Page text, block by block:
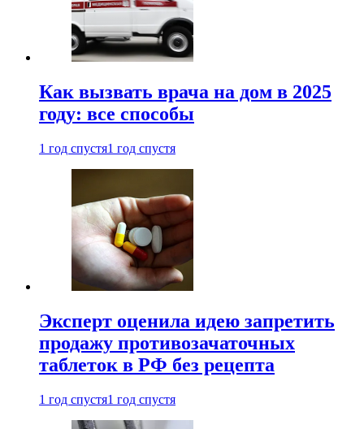
Как вызвать врача на дом в 2025
году: все способы
1 год спустя1 год спустя
Эксперт оценила идею запретить
продажу противозачаточных
таблеток в РФ без рецепта
1 год спустя1 год спустя